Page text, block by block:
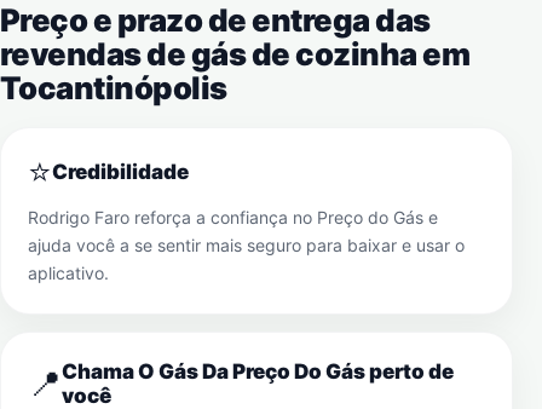
Preço e prazo de entrega das
revendas de gás de cozinha em
Tocantinópolis
⭐Credibilidade
Rodrigo Faro reforça a confiança no Preço do Gás e
ajuda você a se sentir mais seguro para baixar e usar o
aplicativo.
📍Chama O Gás Da Preço Do Gás perto de
você